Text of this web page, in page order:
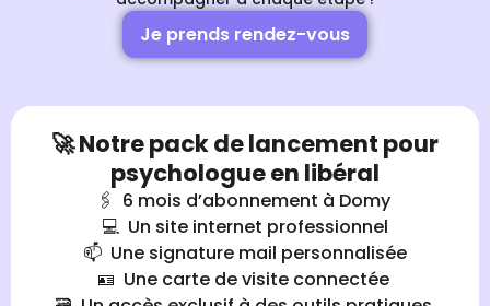
Je prends rendez-vous
🚀 Notre pack de lancement pour
psychologue en libéral
🖇️ 6 mois d’abonnement à Domy
💻 Un site internet professionnel
📫 Une signature mail personnalisée
🪪 Une carte de visite connectée